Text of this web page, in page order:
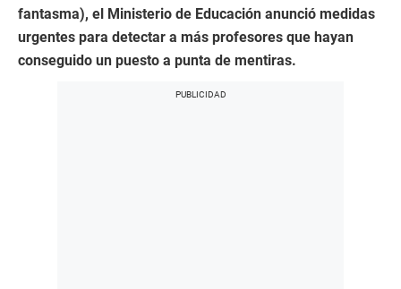
fantasma), el Ministerio de Educación anunció medidas
urgentes para detectar a más profesores que hayan
conseguido un puesto a punta de mentiras.